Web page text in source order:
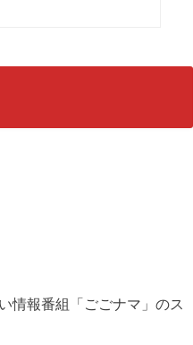
情報番組「ごごナマ」のス